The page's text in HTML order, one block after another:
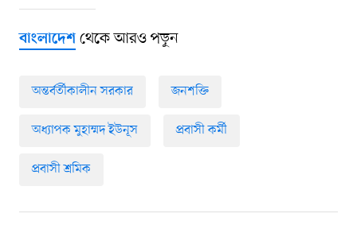
বাংলাদেশথেকে আরও পড়ুন
অন্তর্বর্তীকালীন সরকার জনশক্তি
অধ্যাপক মুহাম্মদ ইউনূস প্রবাসী কর্মী
প্রবাসী শ্রমিক